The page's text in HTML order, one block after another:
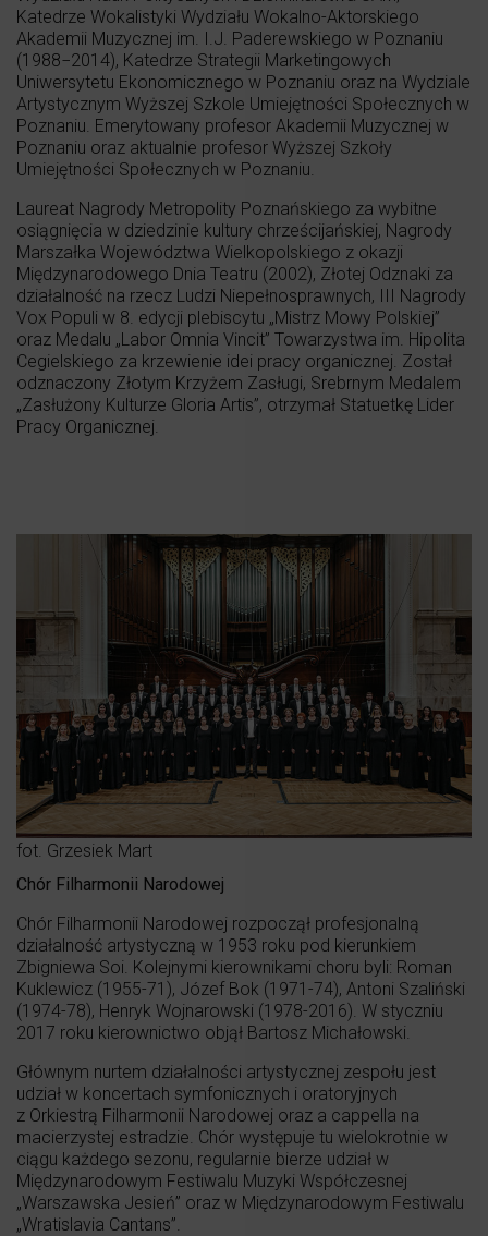
Katedrze Wokalistyki Wydziału Wokalno-Aktorskiego
Akademii Muzycznej im. I.J. Paderewskiego w Poznaniu
(1988−2014), Katedrze Strategii Marketingowych
Uniwersytetu Ekonomicznego w Poznaniu oraz na Wydziale
Artystycznym Wyższej Szkole Umiejętności Społecznych w
Poznaniu. Emerytowany profesor Akademii Muzycznej w
Poznaniu oraz aktualnie profesor Wyższej Szkoły
Umiejętności Społecznych w Poznaniu.
Laureat Nagrody Metropolity Poznańskiego za wybitne
osiągnięcia w dziedzinie kultury chrześcijańskiej, Nagrody
Marszałka Województwa Wielkopolskiego z okazji
Międzynarodowego Dnia Teatru (2002), Złotej Odznaki za
działalność na rzecz Ludzi Niepełnosprawnych, III Nagrody
Vox Populi w 8. edycji plebiscytu „Mistrz Mowy Polskiej”
oraz Medalu „Labor Omnia Vincit” Towarzystwa im. Hipolita
Cegielskiego za krzewienie idei pracy organicznej. Został
odznaczony Złotym Krzyżem Zasługi, Srebrnym Medalem
„Zasłużony Kulturze Gloria Artis”, otrzymał Statuetkę Lider
Pracy Organicznej.
fot. Grzesiek Mart
Chór Filharmonii Narodowej
Chór Filharmonii Narodowej rozpoczął profesjonalną
działalność artystyczną w 1953 roku pod kierunkiem
Zbigniewa Soi. Kolejnymi kierownikami choru byli: Roman
Kuklewicz (1955-71), Józef Bok (1971-74), Antoni Szaliński
(1974-78), Henryk Wojnarowski (1978-2016). W styczniu
2017 roku kierownictwo objął Bartosz Michałowski.
Głównym nurtem działalności artystycznej zespołu jest
udział w koncertach symfonicznych i oratoryjnych
z Orkiestrą Filharmonii Narodowej oraz a cappella na
macierzystej estradzie. Chór występuje tu wielokrotnie w
ciągu każdego sezonu, regularnie bierze udział w
Międzynarodowym Festiwalu Muzyki Współczesnej
„Warszawska Jesień” oraz w Międzynarodowym Festiwalu
„Wratislavia Cantans”.